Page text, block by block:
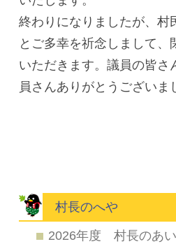
終わりになりましたが、村
とご多幸を祈念しまして、
いただきます。議員の皆さ
員さんありがとうございま
村長のへや
2026年度 村長のあ